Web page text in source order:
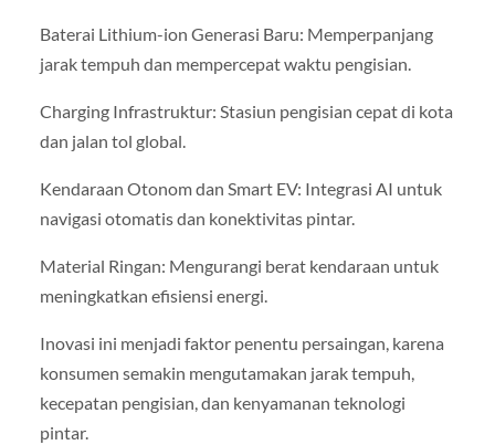
Baterai Lithium-ion Generasi Baru: Memperpanjang
jarak tempuh dan mempercepat waktu pengisian.
Charging Infrastruktur: Stasiun pengisian cepat di kota
dan jalan tol global.
Kendaraan Otonom dan Smart EV: Integrasi AI untuk
navigasi otomatis dan konektivitas pintar.
Material Ringan: Mengurangi berat kendaraan untuk
meningkatkan efisiensi energi.
Inovasi ini menjadi faktor penentu persaingan, karena
konsumen semakin mengutamakan jarak tempuh,
kecepatan pengisian, dan kenyamanan teknologi
pintar.